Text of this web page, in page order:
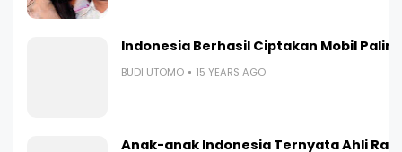
Indonesia Berhasil Ciptakan Mobil
BUDI UTOMO 15 YEARS AGO
Anak-anak Indonesia Ternyata Ahli